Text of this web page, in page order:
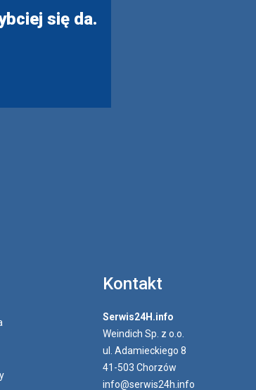
się da.
Kontakt
Serwis24H.info
Weindich Sp. z o.o.
ul. Adamieckiego 8
41-503 Chorzów
info@serwis24h.info